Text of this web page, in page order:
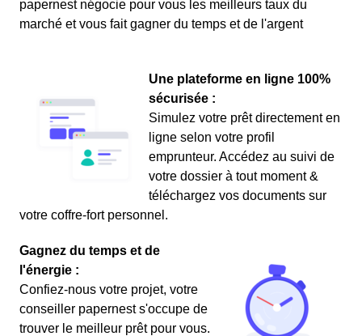
papernest négocie pour vous les meilleurs taux du
marché et vous fait gagner du temps et de l'argent
Une plateforme en ligne 100%
sécurisée :
Simulez votre prêt directement en
ligne selon votre profil
emprunteur. Accédez au suivi de
votre dossier à tout moment &
téléchargez vos documents sur
votre coffre-fort personnel.
Gagnez du temps et de
l'énergie :
Confiez-nous votre projet, votre
conseiller papernest s'occupe de
trouver le meilleur prêt pour vous.